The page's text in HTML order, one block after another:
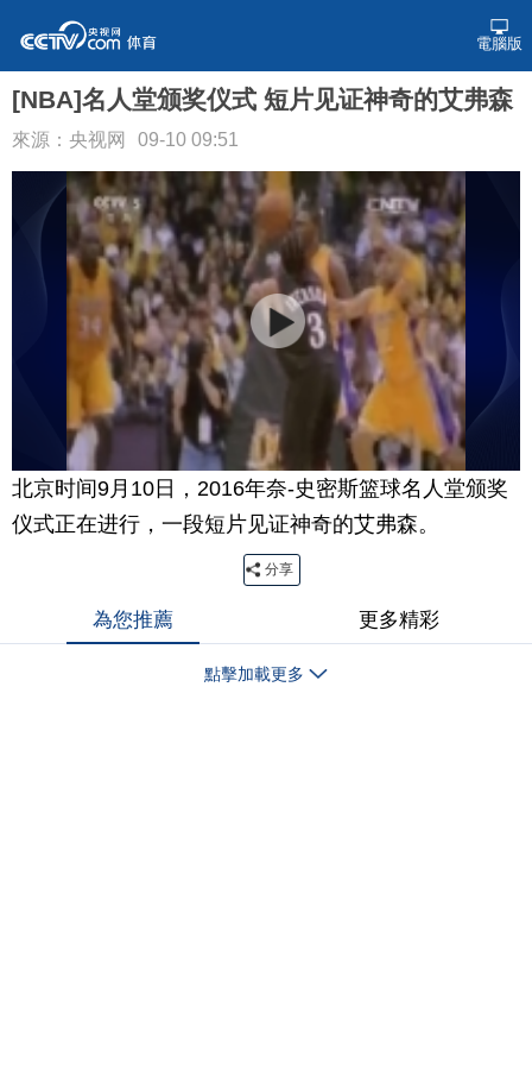
電腦版
[NBA]名人堂颁奖仪式 短片见证神奇的艾弗森
來源：央视网 09-10 09:51
北京时间9月10日，2016年奈-史密斯篮球名人堂颁奖
仪式正在进行，一段短片见证神奇的艾弗森。
分享
為您推薦 更多精彩
點擊加載更多